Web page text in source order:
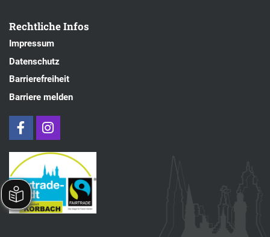
Rechtliche Infos
Impressum
Datenschutz
Barrierefreiheit
Barriere melden